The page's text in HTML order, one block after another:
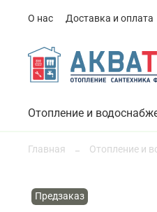
О нас Доставка и оплата
Отопление и
Главная Отопление и
Предзаказ